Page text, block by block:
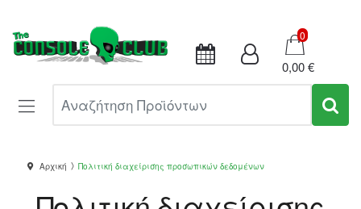
Καλάθι
0
0,00 €
Αρχική Πολιτική διαχείρισης προσωπικών δεδομένων